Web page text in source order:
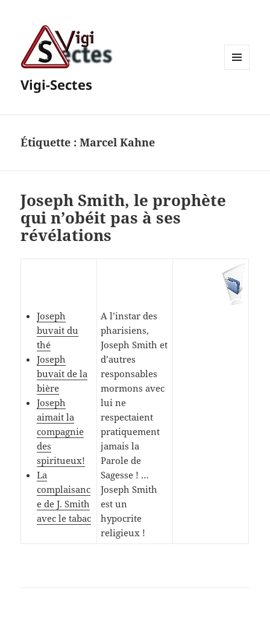
Vigi-Sectes
Étiquette :Marcel Kahne
Joseph Smith, le prophète
qui n’obéit pas à ses
révélations
Joseph
buvait du
thé
Joseph
buvait de la
bière
Joseph
aimait la
compagnie
des
spiritueux!
La
complaisanc
e de J. Smith
avec le tabac
A l’instar des
pharisiens,
Joseph Smith et
d’autres
responsables
mormons avec
lui ne
respectaient
pratiquement
jamais la
Parole de
Sagesse ! …
Joseph Smith
est un
hypocrite
religieux !